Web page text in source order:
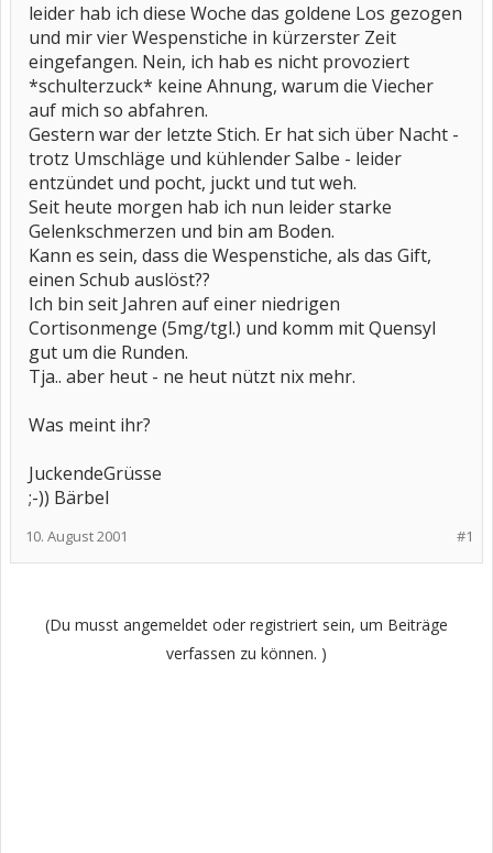
leider hab ich diese Woche das goldene Los gezogen
und mir vier Wespenstiche in kürzerster Zeit
eingefangen. Nein, ich hab es nicht provoziert
*schulterzuck* keine Ahnung, warum die Viecher
auf mich so abfahren.
Gestern war der letzte Stich. Er hat sich über Nacht -
trotz Umschläge und kühlender Salbe - leider
entzündet und pocht, juckt und tut weh.
Seit heute morgen hab ich nun leider starke
Gelenkschmerzen und bin am Boden.
Kann es sein, dass die Wespenstiche, als das Gift,
einen Schub auslöst??
Ich bin seit Jahren auf einer niedrigen
Cortisonmenge (5mg/tgl.) und komm mit Quensyl
gut um die Runden.
Tja.. aber heut - ne heut nützt nix mehr.
Was meint ihr?
JuckendeGrüsse
;-)) Bärbel
#1
10. August 2001
(Du musst angemeldet oder registriert sein, um Beiträge
verfassen zu können. )